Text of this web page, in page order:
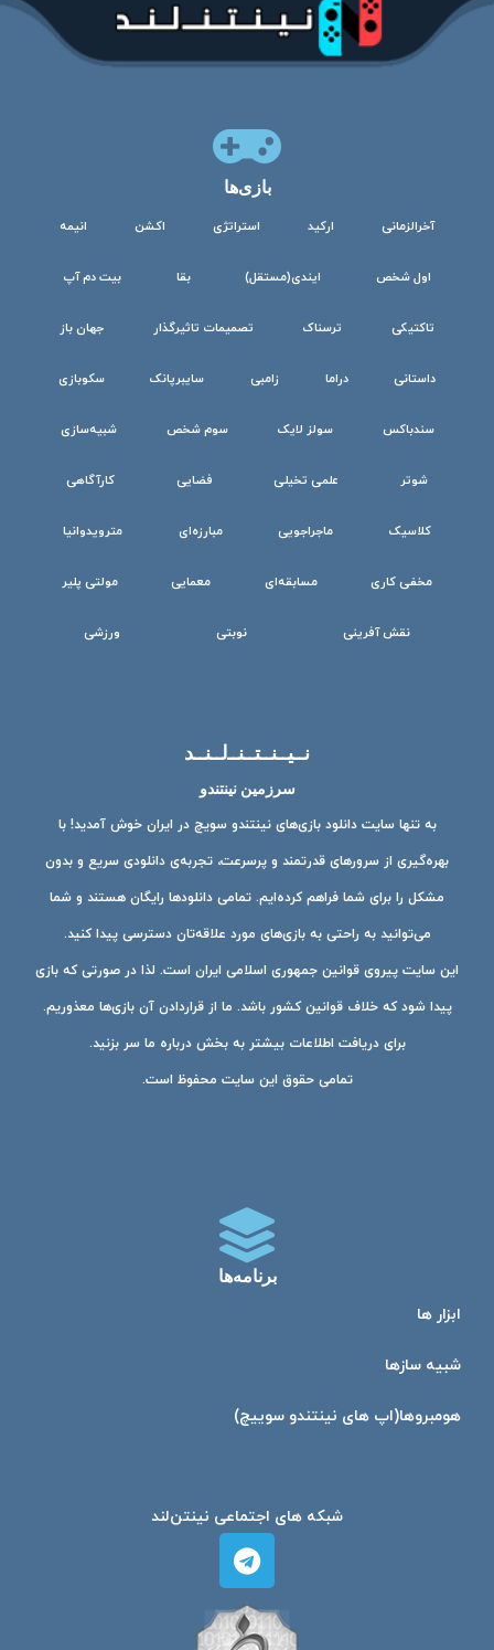
بازی‌ها
آخرالزمانی ارکید استراتژی اکشن انیمه
اول شخص ایندی(مستقل) بقا بیت دم آپ
تاکتیکی ترسناک تصمیمات تاثیرگذار جهان باز
داستانی دراما زامبی سایبرپانک سکوبازی
سندباکس سولز لایک سوم شخص شبیه‌سازی
شوتر علمی تخیلی فضایی کارآگاهی
کلاسیک ماجراجویی مبارزه‌ای مترویدوانیا
مخفی کاری مسابقه‌ای معمایی مولتی پلیر
نقش آفرینی نوبتی ورزشی
نــیــنــتــنــ‌لــنــد
سرزمین نینتندو
به تنها سایت دانلود بازی‌های نینتندو سویچ در ایران خوش آمدید! با
بهره‌گیری از سرورهای قدرتمند و پرسرعت، تجربه‌ی دانلودی سریع و بدون
مشکل را برای شما فراهم کرده‌ایم. تمامی دانلودها رایگان هستند و شما
می‌توانید به راحتی به بازی‌های مورد علاقه‌تان دسترسی پیدا کنید.
این سایت پیروی قوانین جمهوری اسلامی ایران است. لذا در صورتی که بازی
پیدا شود که خلاف قوانین کشور باشد. ما از قراردادن آن بازی‌ها معذوریم.
برای دریافت اطلاعات بیشتر به بخش درباره ما سر بزنید.
تمامی حقوق این سایت محفوظ است.
برنامه‌ها
ابزار ها
شبیه ساز‌ها
هومبرو‌ها(اپ های نینتندو سوییچ)
شبکه های اجتماعی نینتن‌لند